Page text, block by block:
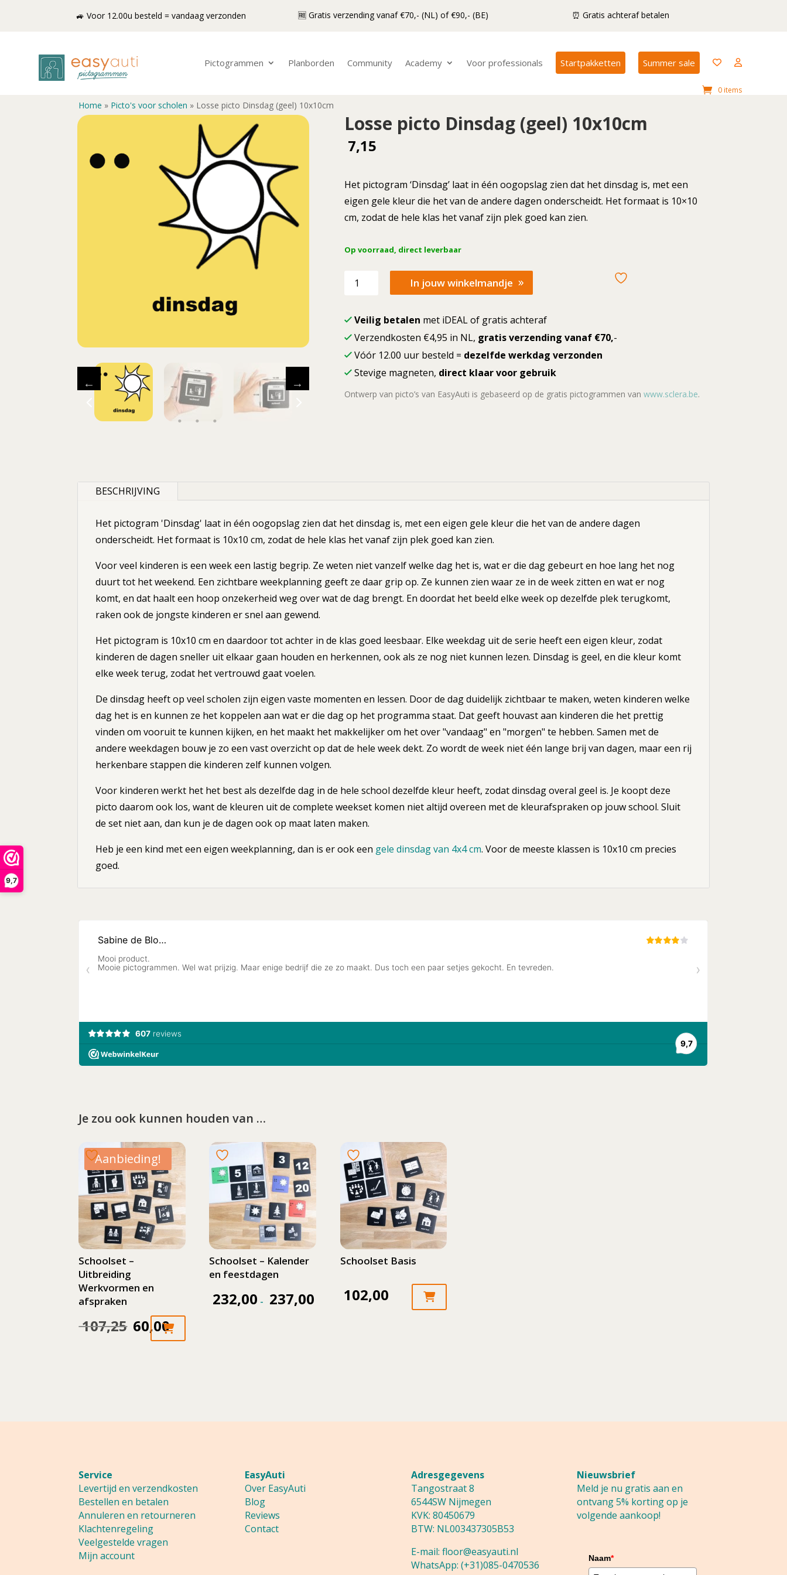
9,7
🚙 Voor 12.00u besteld = vandaag verzonden 🆓 Gratis verzending vanaf €70,- (NL) of €90,- (BE) ⏰ Gratis achteraf betalen
Pictogrammen Planborden Community Academy Voor professionals Startpakketten Summer sale
0 items
Home » Picto's voor scholen » Losse picto Dinsdag (geel) 10x10cm
Losse picto Dinsdag (geel) 10x10cm
7,15
Het pictogram ‘Dinsdag’ laat in één oogopslag zien dat het dinsdag is, met een
eigen gele kleur die het van de andere dagen onderscheidt. Het formaat is 10×10
cm, zodat de hele klas het vanaf zijn plek goed kan zien.
Op voorraad, direct leverbaar
picto
(geel)
aantal
In jouw winkelmandje
Veilig betalen met iDEAL of gratis achteraf
Verzendkosten €4,95 in NL, gratis verzending vanaf €70,-
Vóór 12.00 uur besteld = dezelfde werkdag verzonden
Stevige magneten, direct klaar voor gebruik
Ontwerp van picto’s van EasyAuti is gebaseerd op de gratis pictogrammen van www.sclera.be.
BESCHRIJVING
Het pictogram 'Dinsdag' laat in één oogopslag zien dat het dinsdag is, met een eigen gele kleur die het van de andere dagen
onderscheidt. Het formaat is 10x10 cm, zodat de hele klas het vanaf zijn plek goed kan zien.
Voor veel kinderen is een week een lastig begrip. Ze weten niet vanzelf welke dag het is, wat er die dag gebeurt en hoe lang het nog
duurt tot het weekend. Een zichtbare weekplanning geeft ze daar grip op. Ze kunnen zien waar ze in de week zitten en wat er nog
komt, en dat haalt een hoop onzekerheid weg over wat de dag brengt. En doordat het beeld elke week op dezelfde plek terugkomt,
raken ook de jongste kinderen er snel aan gewend.
Het pictogram is 10x10 cm en daardoor tot achter in de klas goed leesbaar. Elke weekdag uit de serie heeft een eigen kleur, zodat
kinderen de dagen sneller uit elkaar gaan houden en herkennen, ook als ze nog niet kunnen lezen. Dinsdag is geel, en die kleur komt
elke week terug, zodat het vertrouwd gaat voelen.
De dinsdag heeft op veel scholen zijn eigen vaste momenten en lessen. Door de dag duidelijk zichtbaar te maken, weten kinderen welke
dag het is en kunnen ze het koppelen aan wat er die dag op het programma staat. Dat geeft houvast aan kinderen die het prettig
vinden om vooruit te kunnen kijken, en het maakt het makkelijker om het over "vandaag" en "morgen" te hebben. Samen met de
andere weekdagen bouw je zo een vast overzicht op dat de hele week dekt. Zo wordt de week niet één lange brij van dagen, maar een rij
herkenbare stappen die kinderen zelf kunnen volgen.
Voor kinderen werkt het het best als dezelfde dag in de hele school dezelfde kleur heeft, zodat dinsdag overal geel is. Je koopt deze
picto daarom ook los, want de kleuren uit de complete weekset komen niet altijd overeen met de kleurafspraken op jouw school. Sluit
de set niet aan, dan kun je de dagen ook op maat laten maken.
Heb je een kind met een eigen weekplanning, dan is er ook een gele dinsdag van 4x4 cm. Voor de meeste klassen is 10x10 cm precies
goed.
Je zou ook kunnen houden van …
Aanbieding!
Schoolset –
Uitbreiding
Werkvormen en
afspraken
107,25 Oorspronkelijke
60,00Huidige
Schoolset – Kalender
en feestdagen
232,00 - 237,00 Prijsklasse:
productpagina
Schoolset Basis
102,00
Service
Levertijd en verzendkosten
Bestellen en betalen
Annuleren en retourneren
Klachtenregeling
Veelgestelde vragen
Mijn account
EasyAuti
Over EasyAuti
Blog
Reviews
Contact
Adresgegevens
Tangostraat 8
6544SW Nijmegen
KVK: 80450679
BTW: NL003437305B53
E-mail: floor@easyauti.nl
WhatsApp: (+31)085-0470536
Nieuwsbrief
Meld je nu gratis aan en
ontvang 5% korting op je
volgende aankoop!
Naam*